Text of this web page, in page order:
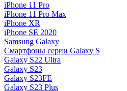
iPhone 11 Pro
iPhone 11 Pro Max
iPhone XR
iPhone SE 2020
Samsung Galaxy
Смартфоны серии Galaxy S
Galaxy S22 Ultra
Galaxy S23
Galaxy S23FE
Galaxy S23 Plus